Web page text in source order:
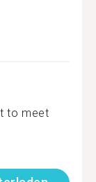
to meet